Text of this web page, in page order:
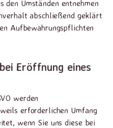
den Umständen entnehmen
abschließend geklärt
Aufbewahrungspflichten
Eröffnung eines
werden
erforderlichen Umfang
wenn Sie uns diese bei